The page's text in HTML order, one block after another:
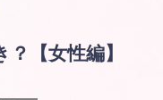
【女性編】